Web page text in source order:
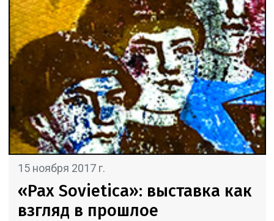
15 ноября 2017 г.
«Pax Sovietica»: выставка как
взгляд в прошлое